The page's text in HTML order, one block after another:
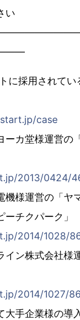
い
に採用されてい
case
カ堂様運営の
2013/0424/
様運営の「ヤ
ーチクパーク」
2014/1028/
ン株式会社様
2014/1027/
大手企業様の導